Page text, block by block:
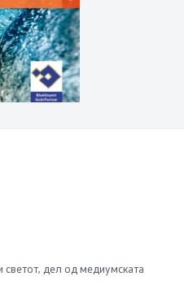
светот, дел од медиумската